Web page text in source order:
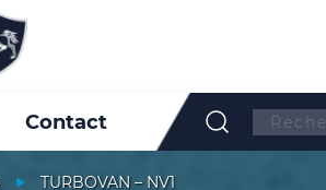
Contact Search:
TURBOVAN – NV1